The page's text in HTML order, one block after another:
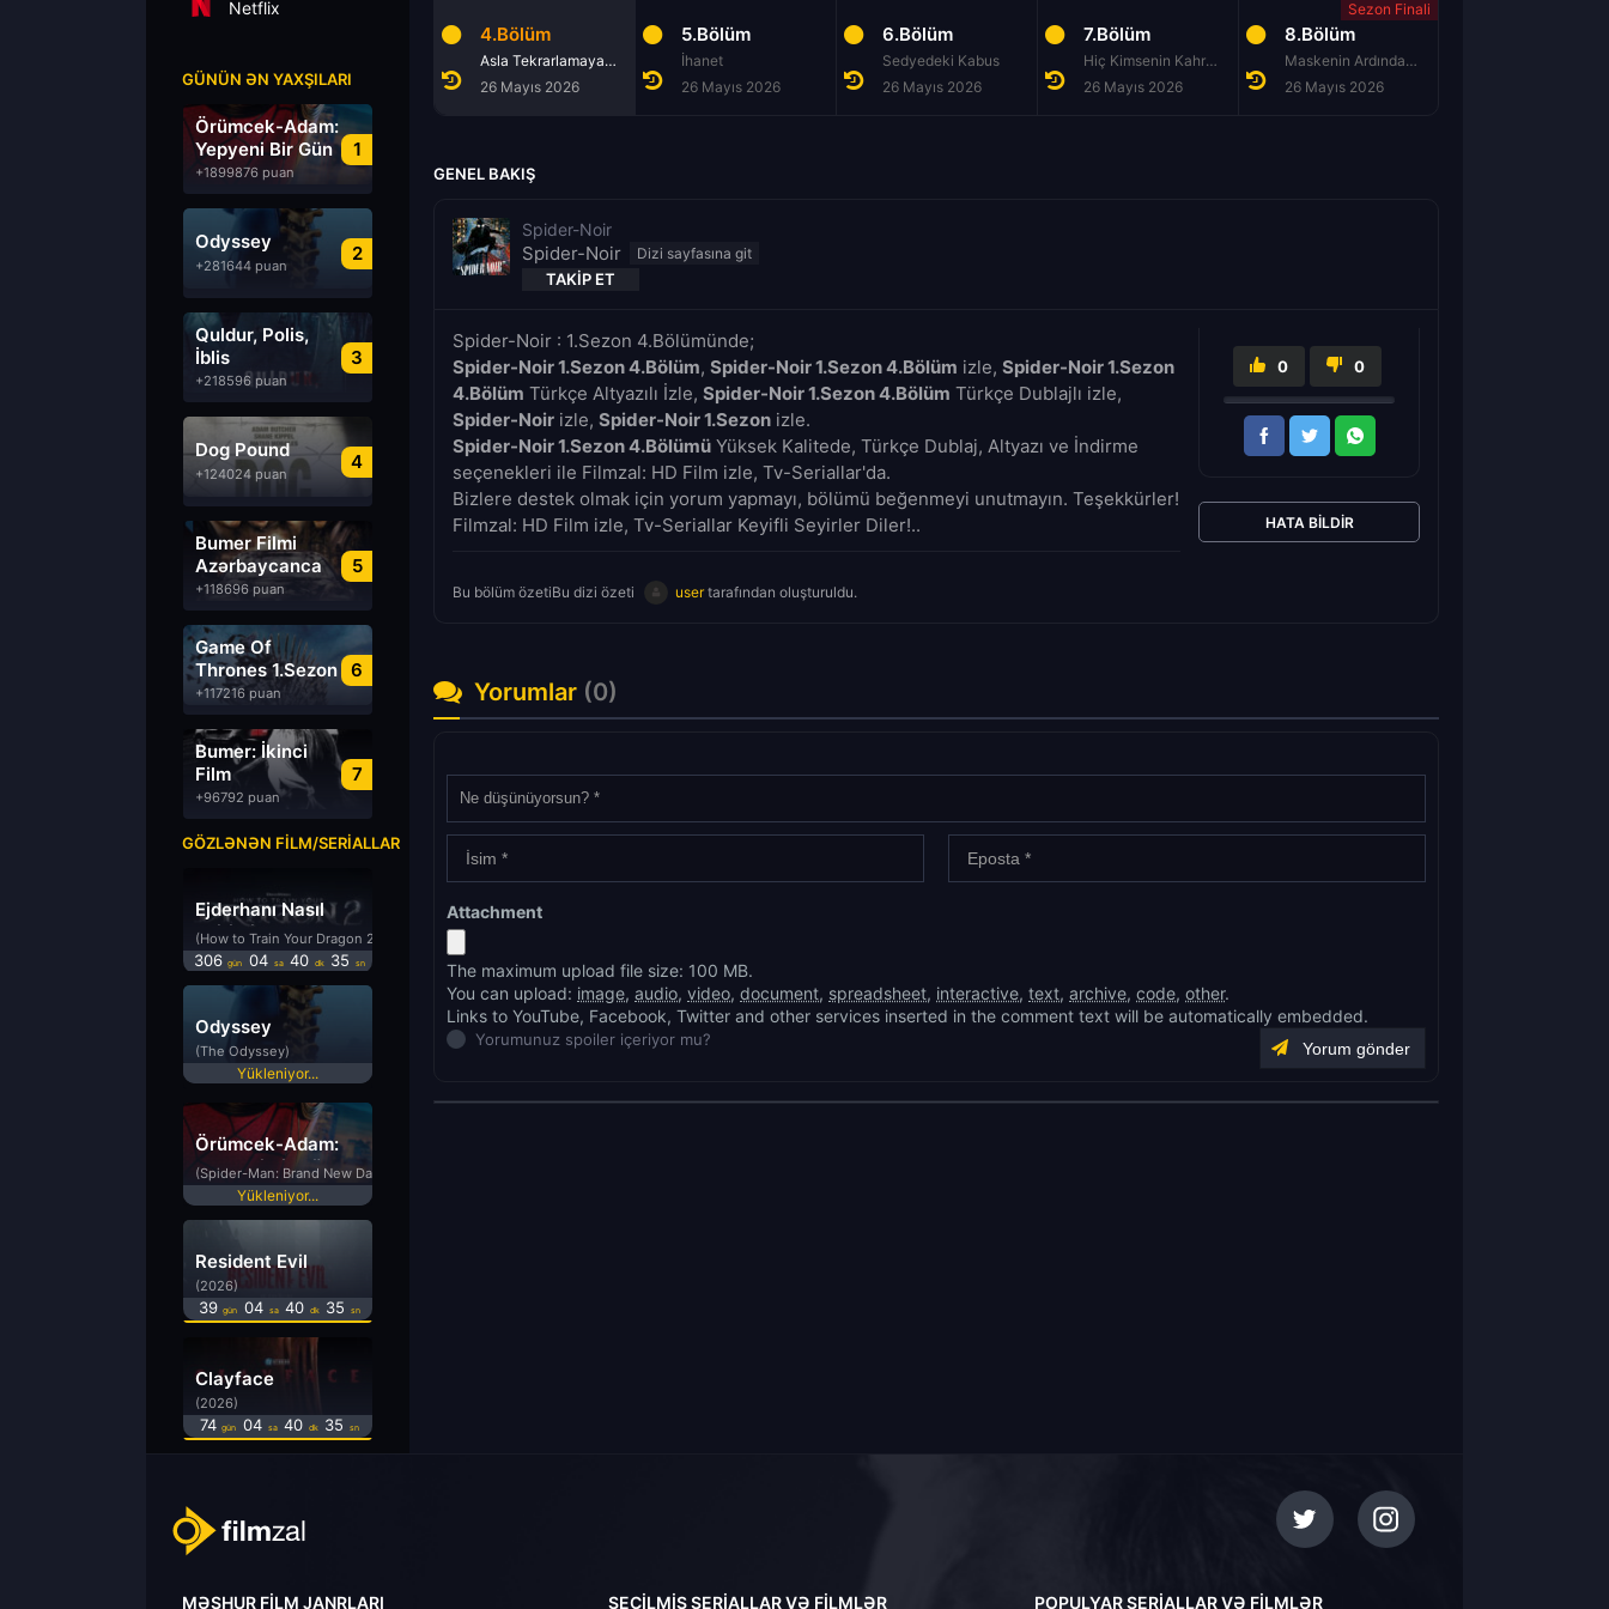
Netflix
GÜNÜN ƏN YAXŞILARI
1
Örümcek-Adam:
Yepyeni Bir Gün
+1899876 puan
2
Odyssey
+281644 puan
3
Quldur, Polis,
İblis
+218596 puan
4
Dog Pound
+124024 puan
5
Bumer Filmi
Azərbaycanca
Dublyaj izle
+118696 puan
6
Game Of
Thrones 1.Sezon
Türkçe Dublaj
izle
+117216 puan
7
Bumer: İkinci
Film
Azərbaycanca
Dublyaj izle
+96792 puan
GÖZLƏNƏN FILM/SERIALLAR
Ejderhanı Nasıl
Eğitirsin 2
(How to Train Your Dragon 2)
306 gün 04 sa 40 dk 34 sn
Odyssey
(The Odyssey)
Yükleniyor...
Örümcek-Adam:
Yepyeni Bir Gün
(Spider-Man: Brand New Day)
Yükleniyor...
Resident Evil
(2026)
39 gün 04 sa 40 dk 34 sn
Clayface
(2026)
74 gün 04 sa 40 dk 34 sn
26 Mayıs 2026
4.Bölüm
Asla Tekrarlamayacağım Bir Hata
26 Mayıs 2026
5.Bölüm
İhanet
26 Mayıs 2026
6.Bölüm
Sedyedeki Kabus
26 Mayıs 2026
7.Bölüm
Hiç Kimsenin Kahramanı
26 Mayıs 2026
8.Bölüm
Maskenin Ardındaki Adam
26 Mayıs 2026
GENEL BAKIŞ
Spider-Noir
Spider-Noir
TAKIP ET
Spider-Noir : 1.Sezon 4.Bölümünde;
Spider-Noir 1.Sezon 4.Bölüm, Spider-Noir 1.Sezon 4.Bölüm izle, Spider-Noir 1.Sezon
4.Bölüm Türkçe Altyazılı İzle, Spider-Noir 1.Sezon 4.Bölüm Türkçe Dublajlı izle,
Spider-Noir izle, Spider-Noir 1.Sezon izle.
Spider-Noir 1.Sezon 4.Bölümü Yüksek Kalitede, Türkçe Dublaj, Altyazı ve İndirme
seçenekleri ile Filmzal: HD Film izle, Tv-Seriallar'da.
Bizlere destek olmak için yorum yapmayı, bölümü beğenmeyi unutmayın. Teşekkürler!
Filmzal: HD Film izle, Tv-Seriallar Keyifli Seyirler Diler!..
Bu bölüm özetiBu dizi özeti usertarafından oluşturuldu.
0 0
HATA BILDIR
Yorumlar (0)
Attachment
The maximum upload file size: 100 MB.
You can upload: image, audio, video, document, spreadsheet, interactive, text, archive, code, other.
Links to YouTube, Facebook, Twitter and other services inserted in the comment text will be automatically embedded.
Yorumunuz spoiler içeriyor mu?
MƏŞHUR FILM JANRLARI SEÇILMIŞ SERIALLAR VƏ FILMLƏR POPULYAR SERIALLAR VƏ FILMLƏR